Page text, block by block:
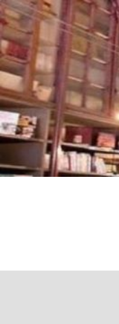
Skip
to
content